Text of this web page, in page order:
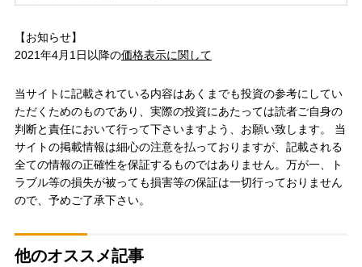
【お知らせ】
2021年4月1日以降の価格表示に関して
当サイトに記載されている内容はあくまでも投資の参考にしてい
ただくためのものであり、実際の投資にあたっては読者ご自身の
判断と責任において行って下さいますよう、お願い致します。 当
サイトの掲載情報は細心の注意を払っておりますが、記載される
全ての情報の正確性を保証するものではありません。万が一、ト
ラブル等の損失が被っても損害等の保証は一切行っておりません
ので、予めご了承下さい。
他のオススメ記事